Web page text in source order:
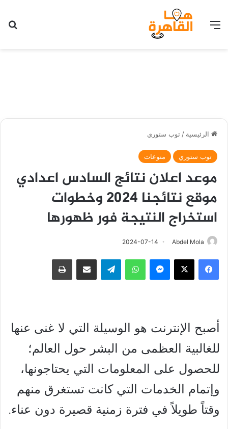
القائمة
الرئيسية / توب ستوري
توب ستوري منوعات
موعد اعلان نتائج السادس اعدادي
موقع نتائجنا 2024 وخطوات
استخراج النتيجة فور ظهورها
Abdel Mola
2024-07-14
فيسبوك ‫X ماسنجر واتساب تيلقرام مشاركة عبر البريد طباعة
أصبح الإنترنت هو الوسيلة التي لا غنى عنها
للغالبية العظمى من البشر حول العالم؛
للحصول على المعلومات التي يحتاجونها،
وإتمام الخدمات التي كانت تستغرق منهم
وقتاً طويلاً في فترة زمنية قصيرة دون عناء.